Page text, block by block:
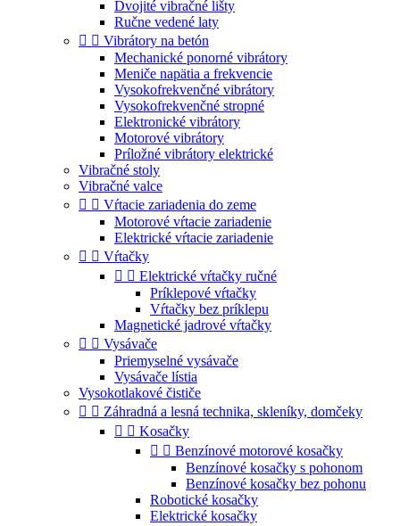
Dvojité vibračné lišty
Ručne vedené laty
  Vibrátory na betón
Mechanické ponorné vibrátory
Meniče napätia a frekvencie
Vysokofrekvenčné vibrátory
Vysokofrekvenčné stropné
Elektronické vibrátory
Motorové vibrátory
Príložné vibrátory elektrické
Vibračné stoly
Vibračné valce
  Vŕtacie zariadenia do zeme
Motorové vŕtacie zariadenie
Elektrické vŕtacie zariadenie
  Vŕtačky
  Elektrické vŕtačky ručné
Príklepové vŕtačky
Vŕtačky bez príklepu
Magnetické jadrové vŕtačky
  Vysávače
Priemyselné vysávače
Vysávače lístia
Vysokotlakové čističe
  Záhradná a lesná technika, skleníky, domčeky
  Kosačky
  Benzínové motorové kosačky
Benzínové kosačky s pohonom
Benzínové kosačky bez pohonu
Robotické kosačky
Elektrické kosačky